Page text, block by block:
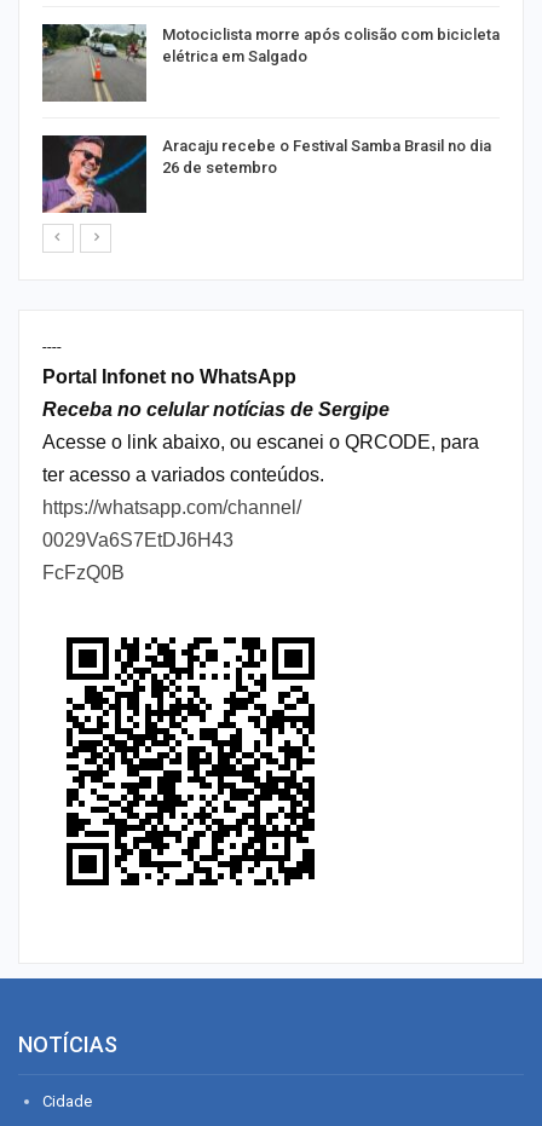
Motociclista morre após colisão com bicicleta
elétrica em Salgado
Aracaju recebe o Festival Samba Brasil no dia
26 de setembro
----
Portal Infonet no WhatsApp
Receba no celular notícias de Sergipe
Acesse o link abaixo, ou escanei o QRCODE, para
ter acesso a variados conteúdos.
https://whatsapp.com/channel/
0029Va6S7EtDJ6H43
FcFzQ0B
NOTÍCIAS
Cidade